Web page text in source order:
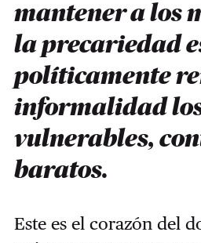
mantener a los
la precariedad
políticamente
informalidad
vulnerables,
baratos.
Este es el corazón del